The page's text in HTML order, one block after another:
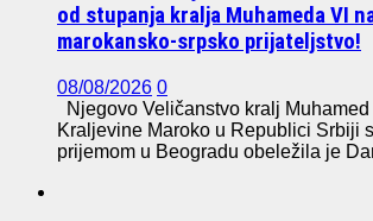
od stupanja kralja Muhameda VI
marokansko-srpsko prijateljstvo!
08/08/2026 0
Njegovo Veličanstvo kralj
Kraljevine Maroko u Republici Srbiji
prijemom u Beogradu obeležila je